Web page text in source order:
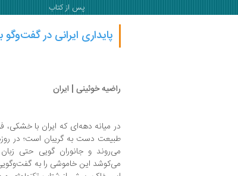
پس از کتاب
پایداری ایرانی در
راضیه خوئینی | ایران
در میانه‌ دهه‌ای که ایران با
طبیعت دست‌ به‌ گریبان است؛ در
می‌روند و جانوران گویی حتی
می‌کوشد این خاموشی را به گفت‌وگویی